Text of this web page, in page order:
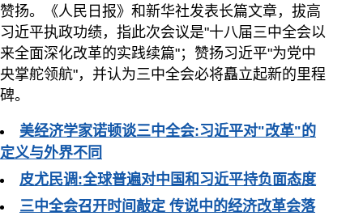
赞扬。《人民日报》和新华社发表长篇文章，拔高
习近平执政功绩，指此次会议是"十八届三中全会以
来全面深化改革的实践续篇"；赞扬习近平"为党中
央掌舵领航"，并认为三中全会必将矗立起新的里程
碑。
美经济学家诺顿谈三中全会:习近平对"改革"的
定义与外界不同
皮尤民调:全球普遍对中国和习近平持负面态度
三中全会召开时间敲定 传说中的经济改革会落